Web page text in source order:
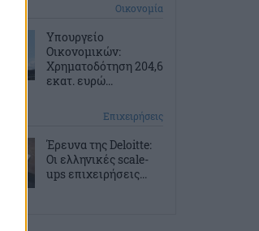
Οικονομία
Υπουργείο
Οικονομικών:
Χρηματοδότηση 204,6
εκατ. ευρώ...
Επιχειρήσεις
Έρευνα της Deloitte:
Οι ελληνικές scale-
ups επιχειρήσεις...